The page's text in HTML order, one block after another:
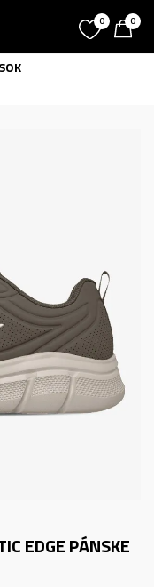
0 0
EDGEPÁNSKE